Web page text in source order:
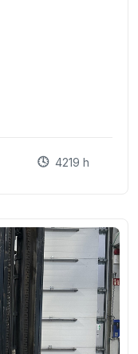
4219 h